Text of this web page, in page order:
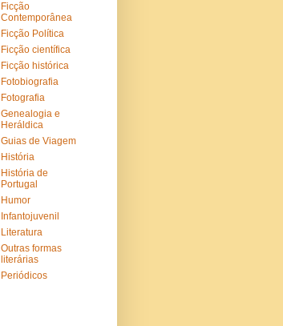
Ficção
Contemporânea
Ficção Política
Ficção científica
Ficção histórica
Fotobiografia
Fotografia
Genealogia e
Heráldica
Guias de Viagem
História
História de
Portugal
Humor
Infantojuvenil
Literatura
Outras formas
literárias
Periódicos